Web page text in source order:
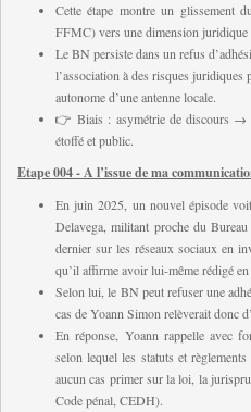
Cette étape montre un glissement
FFMC) vers une dimension
Le BN persiste dans un refus
l’association à des risques
autonome d’une antenne locale.
👉 Biais : asymétrie de discours →
étoffé et public.
Etape 004 - A l’issue de ma
En juin 2025, un nouvel épisode
Delavega, militant proche du
dernier sur les réseaux sociaux en
qu’il affirme avoir lui-même rédigé
Selon lui, le BN peut refuser une
cas de Yoann Simon relèverait donc
En réponse, Yoann rappelle avec
selon lequel les statuts et
aucun cas primer sur la loi, la
Code pénal, CEDH).